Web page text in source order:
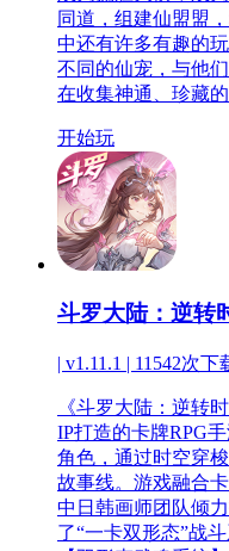
同道，组建仙盟盟
中还有许多有趣的
不同的仙宠，与他
在收集神通、珍藏
开始玩
斗罗大陆：逆转
| v1.11.1 | 11542次下
《斗罗大陆：逆转
IP打造的卡牌RPG
角色，通过时空穿
故事线。游戏融合
中日韩画师团队倾
了“一卡双形态”战